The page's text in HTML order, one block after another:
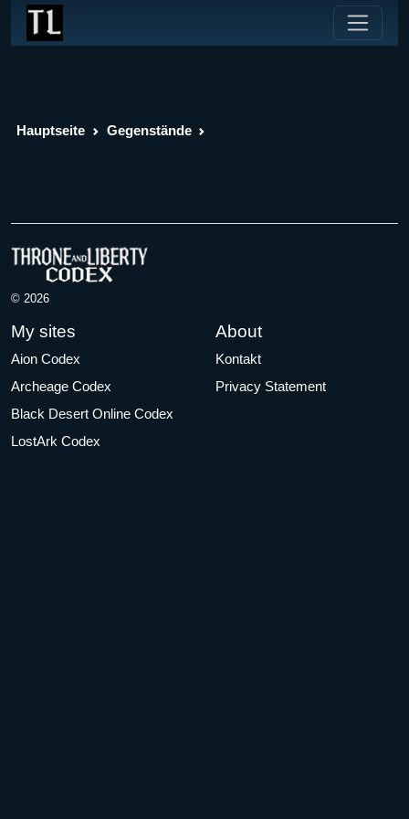
Hauptseite Gegenstände
© 2026
My sites
Aion Codex
Archeage Codex
Black Desert Online Codex
LostArk Codex
About
Kontakt
Privacy Statement